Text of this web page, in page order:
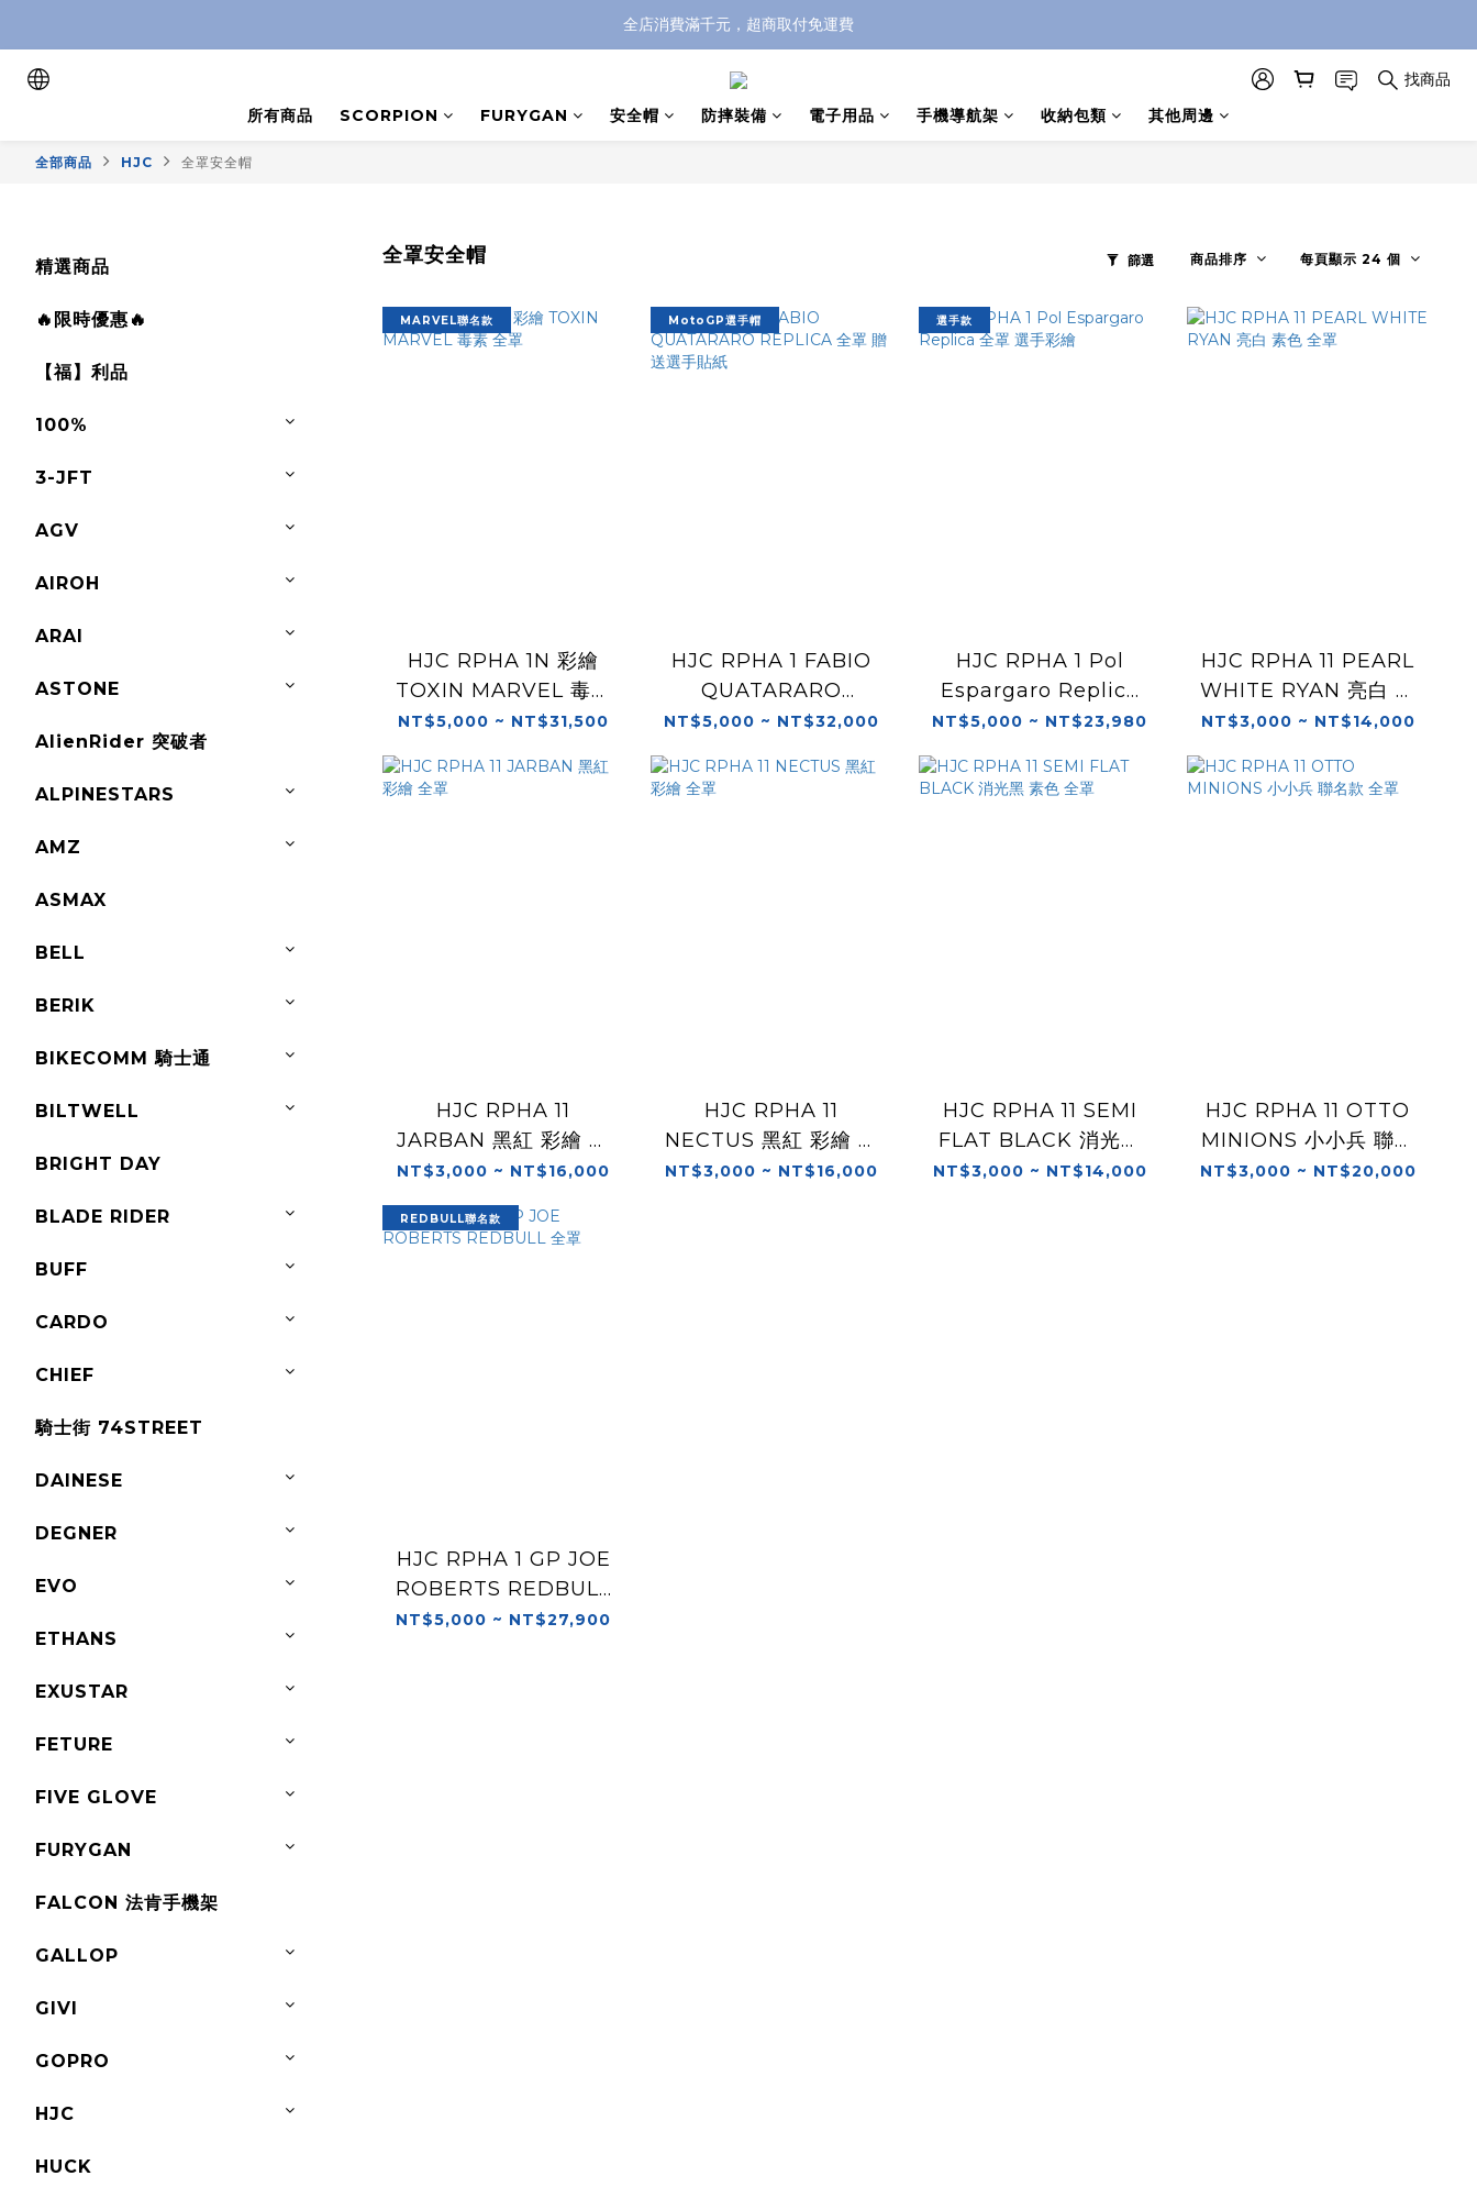
全店消費滿千元，超商取付免運費
全店消費滿千元，超商取付免運費
註冊即贈100元購物金，完整註冊加碼50元購物點數➟➟➟
全店消費滿千元，超商取付免運費
找商品
所有商品
SCORPION FURYGAN 安全帽 防摔裝備 電子用品 手機導航架 收納包類 其他周邊
全部商品 HJC 全罩安全帽
精選商品
🔥限時優惠🔥
【福】利品
100%
3-JFT
AGV
AIROH
ARAI
ASTONE
AlienRider 突破者
ALPINESTARS
AMZ
ASMAX
BELL
BERIK
BIKECOMM 騎士通
BILTWELL
BRIGHT DAY
BLADE RIDER
BUFF
CARDO
CHIEF
騎士街 74STREET
DAINESE
DEGNER
EVO
ETHANS
EXUSTAR
FETURE
FIVE GLOVE
FURYGAN
FALCON 法肯手機架
GALLOP
GIVI
GOPRO
HJC
HUCK
全罩安全帽 篩選 商品排序 每頁顯示 24 個
MARVEL聯名款
HJC RPHA 1N 彩繪
TOXIN MARVEL 毒素
全罩
NT$5,000 ~ NT$31,500
MotoGP選手帽
HJC RPHA 1 FABIO
QUATARARO
REPLICA 全罩 贈送選
NT$5,000 ~ NT$32,000
選手款
HJC RPHA 1 Pol
Espargaro Replica
全罩 選手彩繪
NT$5,000 ~ NT$23,980
HJC RPHA 11 PEARL
WHITE RYAN 亮白 素
色 全罩
NT$3,000 ~ NT$14,000
HJC RPHA 11
JARBAN 黑紅 彩繪 全
罩
NT$3,000 ~ NT$16,000
HJC RPHA 11
NECTUS 黑紅 彩繪 全
罩
NT$3,000 ~ NT$16,000
HJC RPHA 11 SEMI
FLAT BLACK 消光黑
素色 全罩
NT$3,000 ~ NT$14,000
HJC RPHA 11 OTTO
MINIONS 小小兵 聯名
款 全罩
NT$3,000 ~ NT$20,000
REDBULL聯名款
HJC RPHA 1 GP JOE
ROBERTS REDBULL
全罩
NT$5,000 ~ NT$27,900